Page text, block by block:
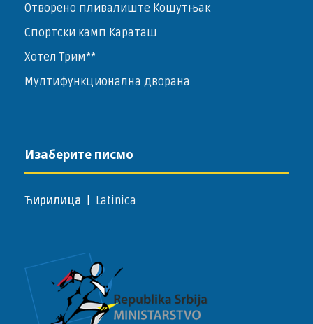
Отворено пливалиште Кошутњак
Спортски камп Караташ
Хотел Трим**
Мултифункционална дворана
Изаберите писмо
Ћирилица Latinica